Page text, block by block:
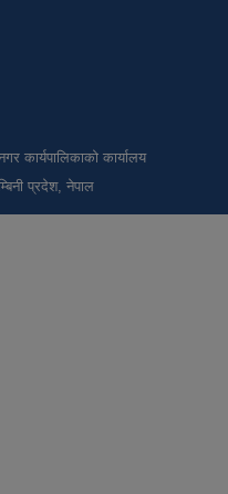
कार्यपालिकाको कार्यालय
प्रदेश, नेपाल